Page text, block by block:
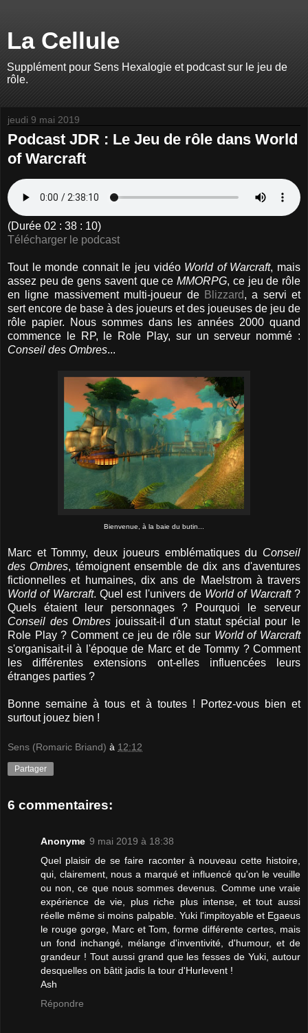
La Cellule
Supplément pour Sens Hexalogie et podcast sur le jeu de
rôle.
jeudi 9 mai 2019
Podcast JDR : Le Jeu de rôle dans World
of Warcraft
(Durée 02 : 38 : 10)
Télécharger le podcast
Tout le monde connait le jeu vidéo World of Warcraft, mais
assez peu de gens savent que ceMMORPG, ce jeu de rôle
en ligne massivement multi-joueur de Blizzard, a servi et
sert encore de base à des joueurs et des joueuses de jeu de
rôle papier. Nous sommes dans les années 2000 quand
commence le RP, le Role Play, sur un serveur nommé :
Conseil des Ombres...
Bienvenue, à la baie du butin...
Marc et Tommy, deux joueurs emblématiques du Conseil
des Ombres, témoignent ensemble de dix ans d'aventures
fictionnelles et humaines, dix ans de Maelstrom à travers
World of Warcraft. Quel est l'univers de World of Warcraft?
Quels étaient leur personnages ? Pourquoi le serveur
Conseil des Ombres jouissait-il d'un statut spécial pour le
Role Play ? Comment ce jeu de rôle sur World of Warcraft
s'organisait-il à l'époque de Marc et de Tommy ? Comment
les différentes extensions ont-elles influencées leurs
étranges parties ?
Bonne semaine à tous et à toutes ! Portez-vous bien et
surtout jouez bien !
Sens (Romaric Briand) à 12:12
Partager
6 commentaires:
Anonyme 9 mai 2019 à 18:38
Quel plaisir de se faire raconter à nouveau cette histoire,
qui, clairement, nous a marqué et influencé qu'on le veuille
ou non, ce que nous sommes devenus. Comme une vraie
expérience de vie, plus riche plus intense, et tout aussi
réelle même si moins palpable. Yuki l'impitoyable et Egaeus
le rouge gorge, Marc et Tom, forme différente certes, mais
un fond inchangé, mélange d'inventivité, d'humour, et de
grandeur ! Tout aussi grand que les fesses de Yuki, autour
desquelles on bâtit jadis la tour d'Hurlevent !
Ash
Répondre